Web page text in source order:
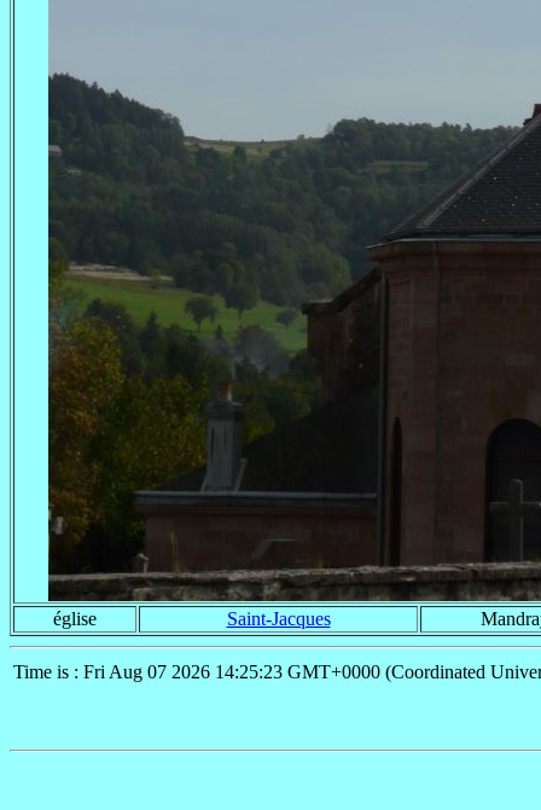
église Saint-Jacques
Time is : Fri Aug 07 2026 14:25:23 GMT+0000 (Coordinated